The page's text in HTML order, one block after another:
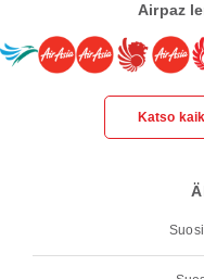
Airpaz
Katso